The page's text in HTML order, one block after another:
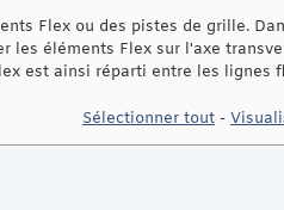
Flex ou des pistes de grille.
les éléments Flex sur l'axe
est ainsi réparti entre les lignes
Sélectionner tout -